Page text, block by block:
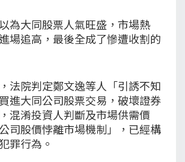
為大同股票人氣旺盛，市場熱
場追高，最後全成了慘遭收割的
法院判定鄭文逸等人「引誘不知
進大同公司股票交易，破壞證券
混淆投資人判斷及市場供需價
司股價悖離市場機制」，已經構
罪行為。